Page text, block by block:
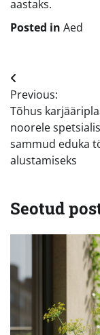
aastaks.
Posted in Aed
Previous:
Tõhus
noorele
sammud eduka
alustamiseks
Seotud